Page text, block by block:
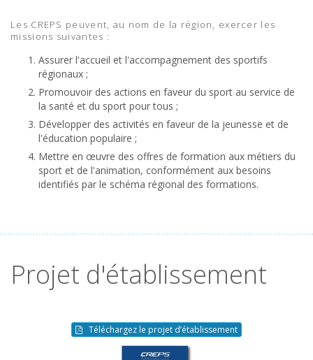
Les CREPS peuvent, au nom de la région, exercer les
missions suivantes :
Assurer l'accueil et l'accompagnement des sportifs
régionaux ;
Promouvoir des actions en faveur du sport au service de
la santé et du sport pour tous ;
Développer des activités en faveur de la jeunesse et de
l'éducation populaire ;
Mettre en œuvre des offres de formation aux métiers du
sport et de l'animation, conformément aux besoins
identifiés par le schéma régional des formations.
Projet d'établissement
Téléchargez le projet d’établissement